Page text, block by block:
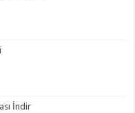
İndir